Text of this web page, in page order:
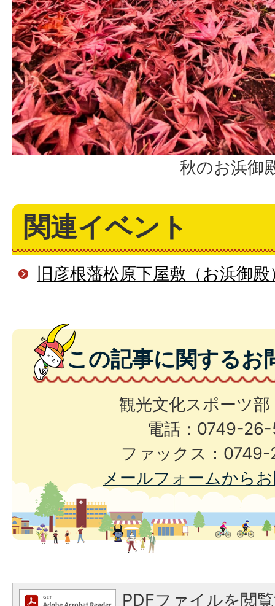
秋のお浜御
関連イベント
旧彦根藩松原下屋敷（お浜御
この記事に関するお
観光文化スポーツ部
電話：0749-
ファックス：
メールフォームから
PDFファイルを閲